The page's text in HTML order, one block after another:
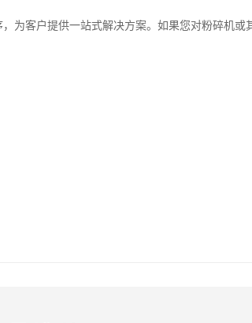
为客户提供一站式解决方案。如果您对粉碎机